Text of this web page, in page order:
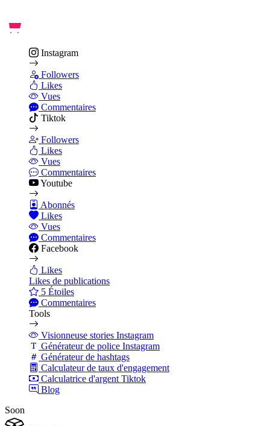
Instagram
Followers
Likes
Vues
Commentaires
Tiktok
Followers
Likes
Vues
Commentaires
Youtube
Abonnés
Likes
Vues
Commentaires
Facebook
Likes
Likes de publications
5 Étoiles
Commentaires
Tools
Visionneuse stories Instagram
Générateur de police Instagram
Générateur de hashtags
Calculateur de taux d'engagement
Calculatrice d'argent Tiktok
Blog
Soon